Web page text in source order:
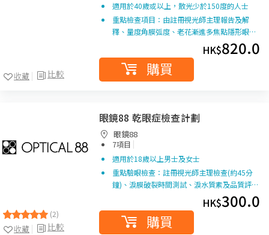
比較
收藏
適用於40歲或以上，散光少於150度的人士
重點檢查項目：由註冊視光師主理報告及解
釋、量度角膜弧度、老花漸進多焦點隱形眼…
HK$820.0
購買
(2)
比較
收藏
眼鏡88 乾眼症檢查計劃
眼鏡88
7項目 |
適用於18歲以上男士及女士
重點驗眼檢查：註冊視光師主理檢查(約45分
鐘)、淚膜破裂時間測試、淚水質素及品質評…
HK$300.0
購買